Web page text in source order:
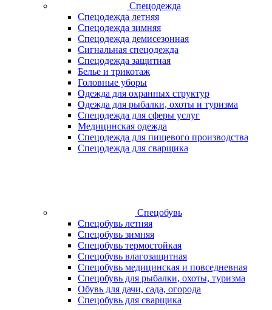
Спецодежда
Спецодежда летняя
Спецодежда зимняя
Спецодежда демисезонная
Сигнальная спецодежда
Спецодежда защитная
Белье и трикотаж
Головные уборы
Одежда для охранных структур
Одежда для рыбалки, охоты и туризма
Спецодежда для сферы услуг
Медицинская одежда
Спецодежда для пищевого производства
Спецодежда для сварщика
Спецобувь
Спецобувь летняя
Спецобувь зимняя
Спецобувь термостойкая
Спецобувь влагозащитная
Спецобувь медицинская и повседневная
Спецобувь для рыбалки, охоты, туризма
Обувь для дачи, сада, огорода
Спецобувь для сварщика